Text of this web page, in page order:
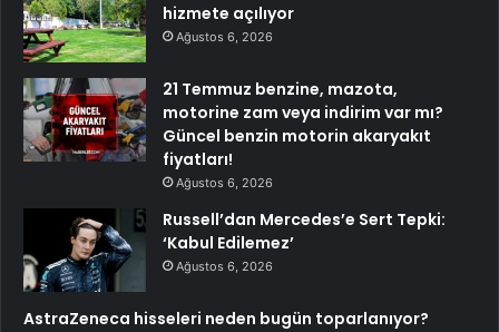
hizmete açılıyor
Ağustos 6, 2026
21 Temmuz benzine, mazota,
motorine zam veya indirim var mı?
Güncel benzin motorin akaryakıt
fiyatları!
Ağustos 6, 2026
Russell’dan Mercedes’e Sert Tepki:
‘Kabul Edilemez’
Ağustos 6, 2026
AstraZeneca hisseleri neden bugün toparlanıyor?